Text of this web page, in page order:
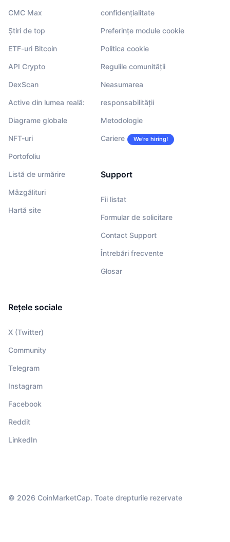
CMC Max
Știri de top
ETF-uri Bitcoin
API Crypto
DexScan
Active din lumea reală:
Diagrame globale
NFT-uri
Portofoliu
Listă de urmărire
Mâzgălituri
Hartă site
confidențialitate
Preferințe module cookie
Politica cookie
Regulile comunității
Neasumarea
responsabilității
Metodologie
Cariere We’re hiring!
Support
Fii listat
Formular de solicitare
Contact Support
Întrebări frecvente
Glosar
Rețele sociale
X (Twitter)
Community
Telegram
Instagram
Facebook
Reddit
LinkedIn
© 2026 CoinMarketCap. Toate drepturile rezervate